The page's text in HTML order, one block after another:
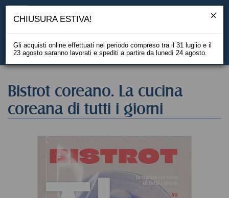
EN
Bistrot coreano. La cucina
coreana di tutti i giorni
CHIUSURA ESTIVA!
Gli acquisti online effettuati nel periodo compreso tra il 31 luglio e il
23 agosto saranno lavorati e spediti a partire da lunedì 24 agosto.